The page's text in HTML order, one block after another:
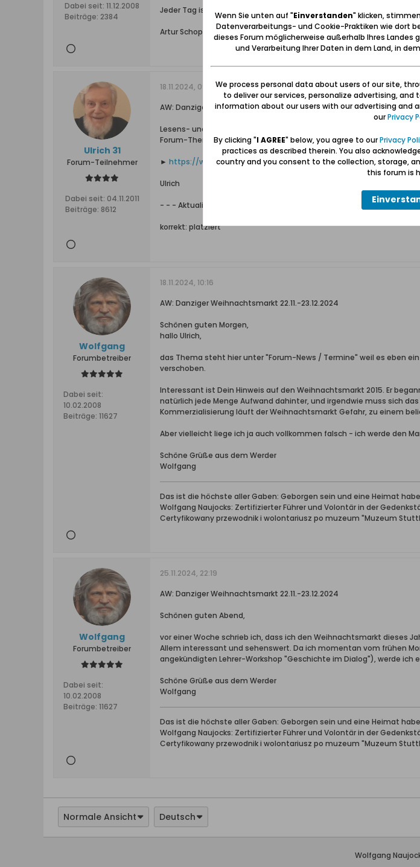
Dabei seit: 11.12.2008
Beiträge: 2384
Jeder Tag ist ein kleines Leben für sich.
Artur Schopenhauer* 1788 Danzig
Ulrich 31
Forum-Teilnehmer
Dabei seit: 04.11.2011
Beiträge: 8612
18.11.2024, 09:50
AW: Danziger Weihnachtsmarkt 22.11.-23.12.2024
Lesens- und besonders anschauenswerte Erinnerung: der Forum-
Forum-Themen zum Danziger Weihnachtsmarkt, im Unterforum
► https://www.danzig.de/showthread.ph...2015&highlight
Ulrich
- - - Aktualisiert - - -
korrekt: platziert
Wolfgang
Forumbetreiber
Dabei seit:
10.02.2008
Beiträge: 11627
18.11.2024, 10:16
AW: Danziger Weihnachtsmarkt 22.11.-23.12.2024
Schönen guten Morgen,
hallo Ulrich,
das Thema steht hier unter "Forum-News / Termine" weil es eben
verschoben.
Interessant ist Dein Hinweis auf den Weihnachtsmarkt 2015. Er
natürlich jede Menge Aufwand dahinter, und irgendwie muss sich
Kommerzialisierung läuft der Weihnachtsmarkt Gefahr, zu einem
Aber vielleicht liege ich ja auch vollkommen falsch - ich werde den
Schöne Grüße aus dem Werder
Wolfgang
Das ist die höchste aller Gaben: Geborgen sein und eine Heimat
Wolfgang Naujocks: Zertifizierter Führer und Volontär in der
Certyfikowany przewodnik i wolontariusz po muzeum "Muzeum
Wolfgang
Forumbetreiber
Dabei seit:
10.02.2008
Beiträge: 11627
25.11.2024, 22:19
AW: Danziger Weihnachtsmarkt 22.11.-23.12.2024
Schönen guten Abend,
vor einer Woche schrieb ich, dass ich den Weihnachtsmarkt dieses
Allem interessant und sehenswert. Da ich momentan vom frühen
angekündigten Lehrer-Workshop "Geschichte im Dialog"), werde ich
Schöne Grüße aus dem Werder
Wolfgang
Das ist die höchste aller Gaben: Geborgen sein und eine Heimat
Wolfgang Naujocks: Zertifizierter Führer und Volontär in der
Certyfikowany przewodnik i wolontariusz po muzeum "Muzeum
Normale Ansicht Deutsch
Wolfgang
Wenn Sie unten auf "Einverstanden" klicken,
Datenverarbeitungs- und Cookie-Praktiken wie dort
dieses Forum möglicherweise außerhalb Ihres Landes
und Verarbeitung Ihrer Daten in dem Land, in
We process personal data about users of our site,
to deliver our services, personalize advertising,
information about our users with our advertising and
ourPrivacy
By clicking "I AGREE" below, you agree to ourPrivacy
practices as described therein. You also
country and you consent to the collection, storage,
this forum is